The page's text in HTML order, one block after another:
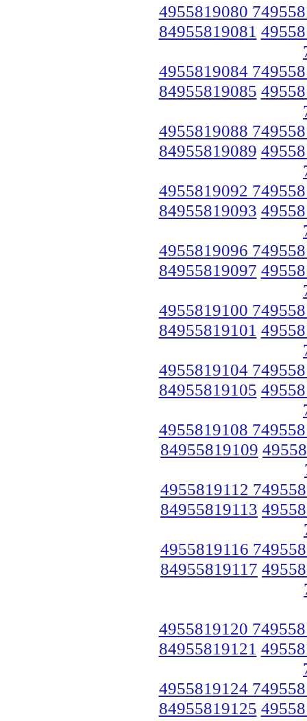
4955819080
84955819081
4955819084
84955819085
4955819088
84955819089
4955819092
84955819093
4955819096
84955819097
4955819100
84955819101
4955819104
84955819105
4955819108
84955819109
4955819112
84955819113
4955819116
84955819117
4955819120
84955819121
4955819124
84955819125